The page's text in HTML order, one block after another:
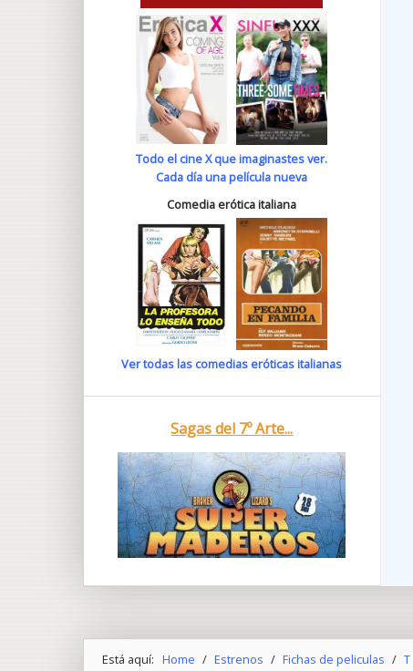
Todo el cine X que imaginastes ver.
Cada día una película nueva
Comedia erótica italiana
Ver todas las comedias eróticas italianas
Sagas del 7º Arte...
Está aquí: Home / Estrenos / Fichas de peliculas / T